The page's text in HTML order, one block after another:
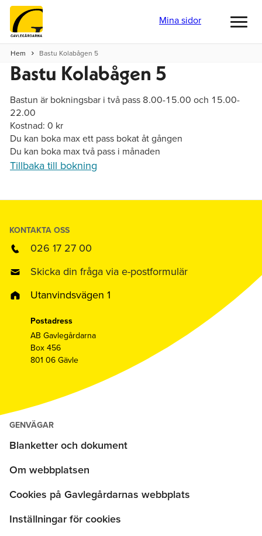
Mina sidor
Hem Bastu Kolabågen 5
Bastu Kolabågen 5
Bastun är bokningsbar i två pass 8.00-15.00 och 15.00-
22.00
Kostnad: 0 kr
Du kan boka max ett pass bokat åt gången
Du kan boka max två pass i månaden
Tillbaka till bokning
KONTAKTA OSS
026 17 27 00
Skicka din fråga via e-postformulär
Utanvindsvägen 1
Postadress
AB Gavlegårdarna
Box 456
801 06 Gävle
GENVÄGAR
Blanketter och dokument
Om webbplatsen
Cookies på Gavlegårdarnas webbplats
Inställningar för cookies